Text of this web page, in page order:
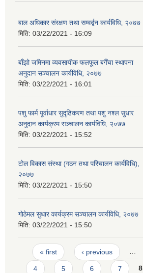
बाल अधिकार संरक्षण तथा सम्वर्द्बन कार्यविधि, २०७७
मिति: 03/22/2021 - 16:09
बाँझो जमिनमा व्यवसायीक फलफूल बगैँचा स्थापना
अनुदान सञ्चालन कार्यविधि, २०७७
मिति: 03/22/2021 - 16:01
पशु फार्म पूर्वाधार सुदृढिकरण तथा पशु नश्ल सुधार
अनुदान कार्यक्रम सञ्चालन कार्यविधि, २०७७
मिति: 03/22/2021 - 15:52
टोल विकास संस्था (गठन तथा परिचालन कार्यविधि),
२०७७
मिति: 03/22/2021 - 15:50
गोठेमल सुधार कार्यक्रम सञ्चालन कार्यविधि, २०७७
मिति: 03/22/2021 - 15:50
Pages
« first ‹ previous …
4 5 6 7 8